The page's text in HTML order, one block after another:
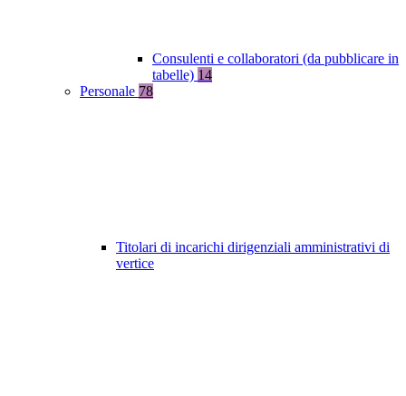
Consulenti e collaboratori (da pubblicare in
tabelle) 14
Personale 78
Titolari di incarichi dirigenziali amministrativi di
vertice